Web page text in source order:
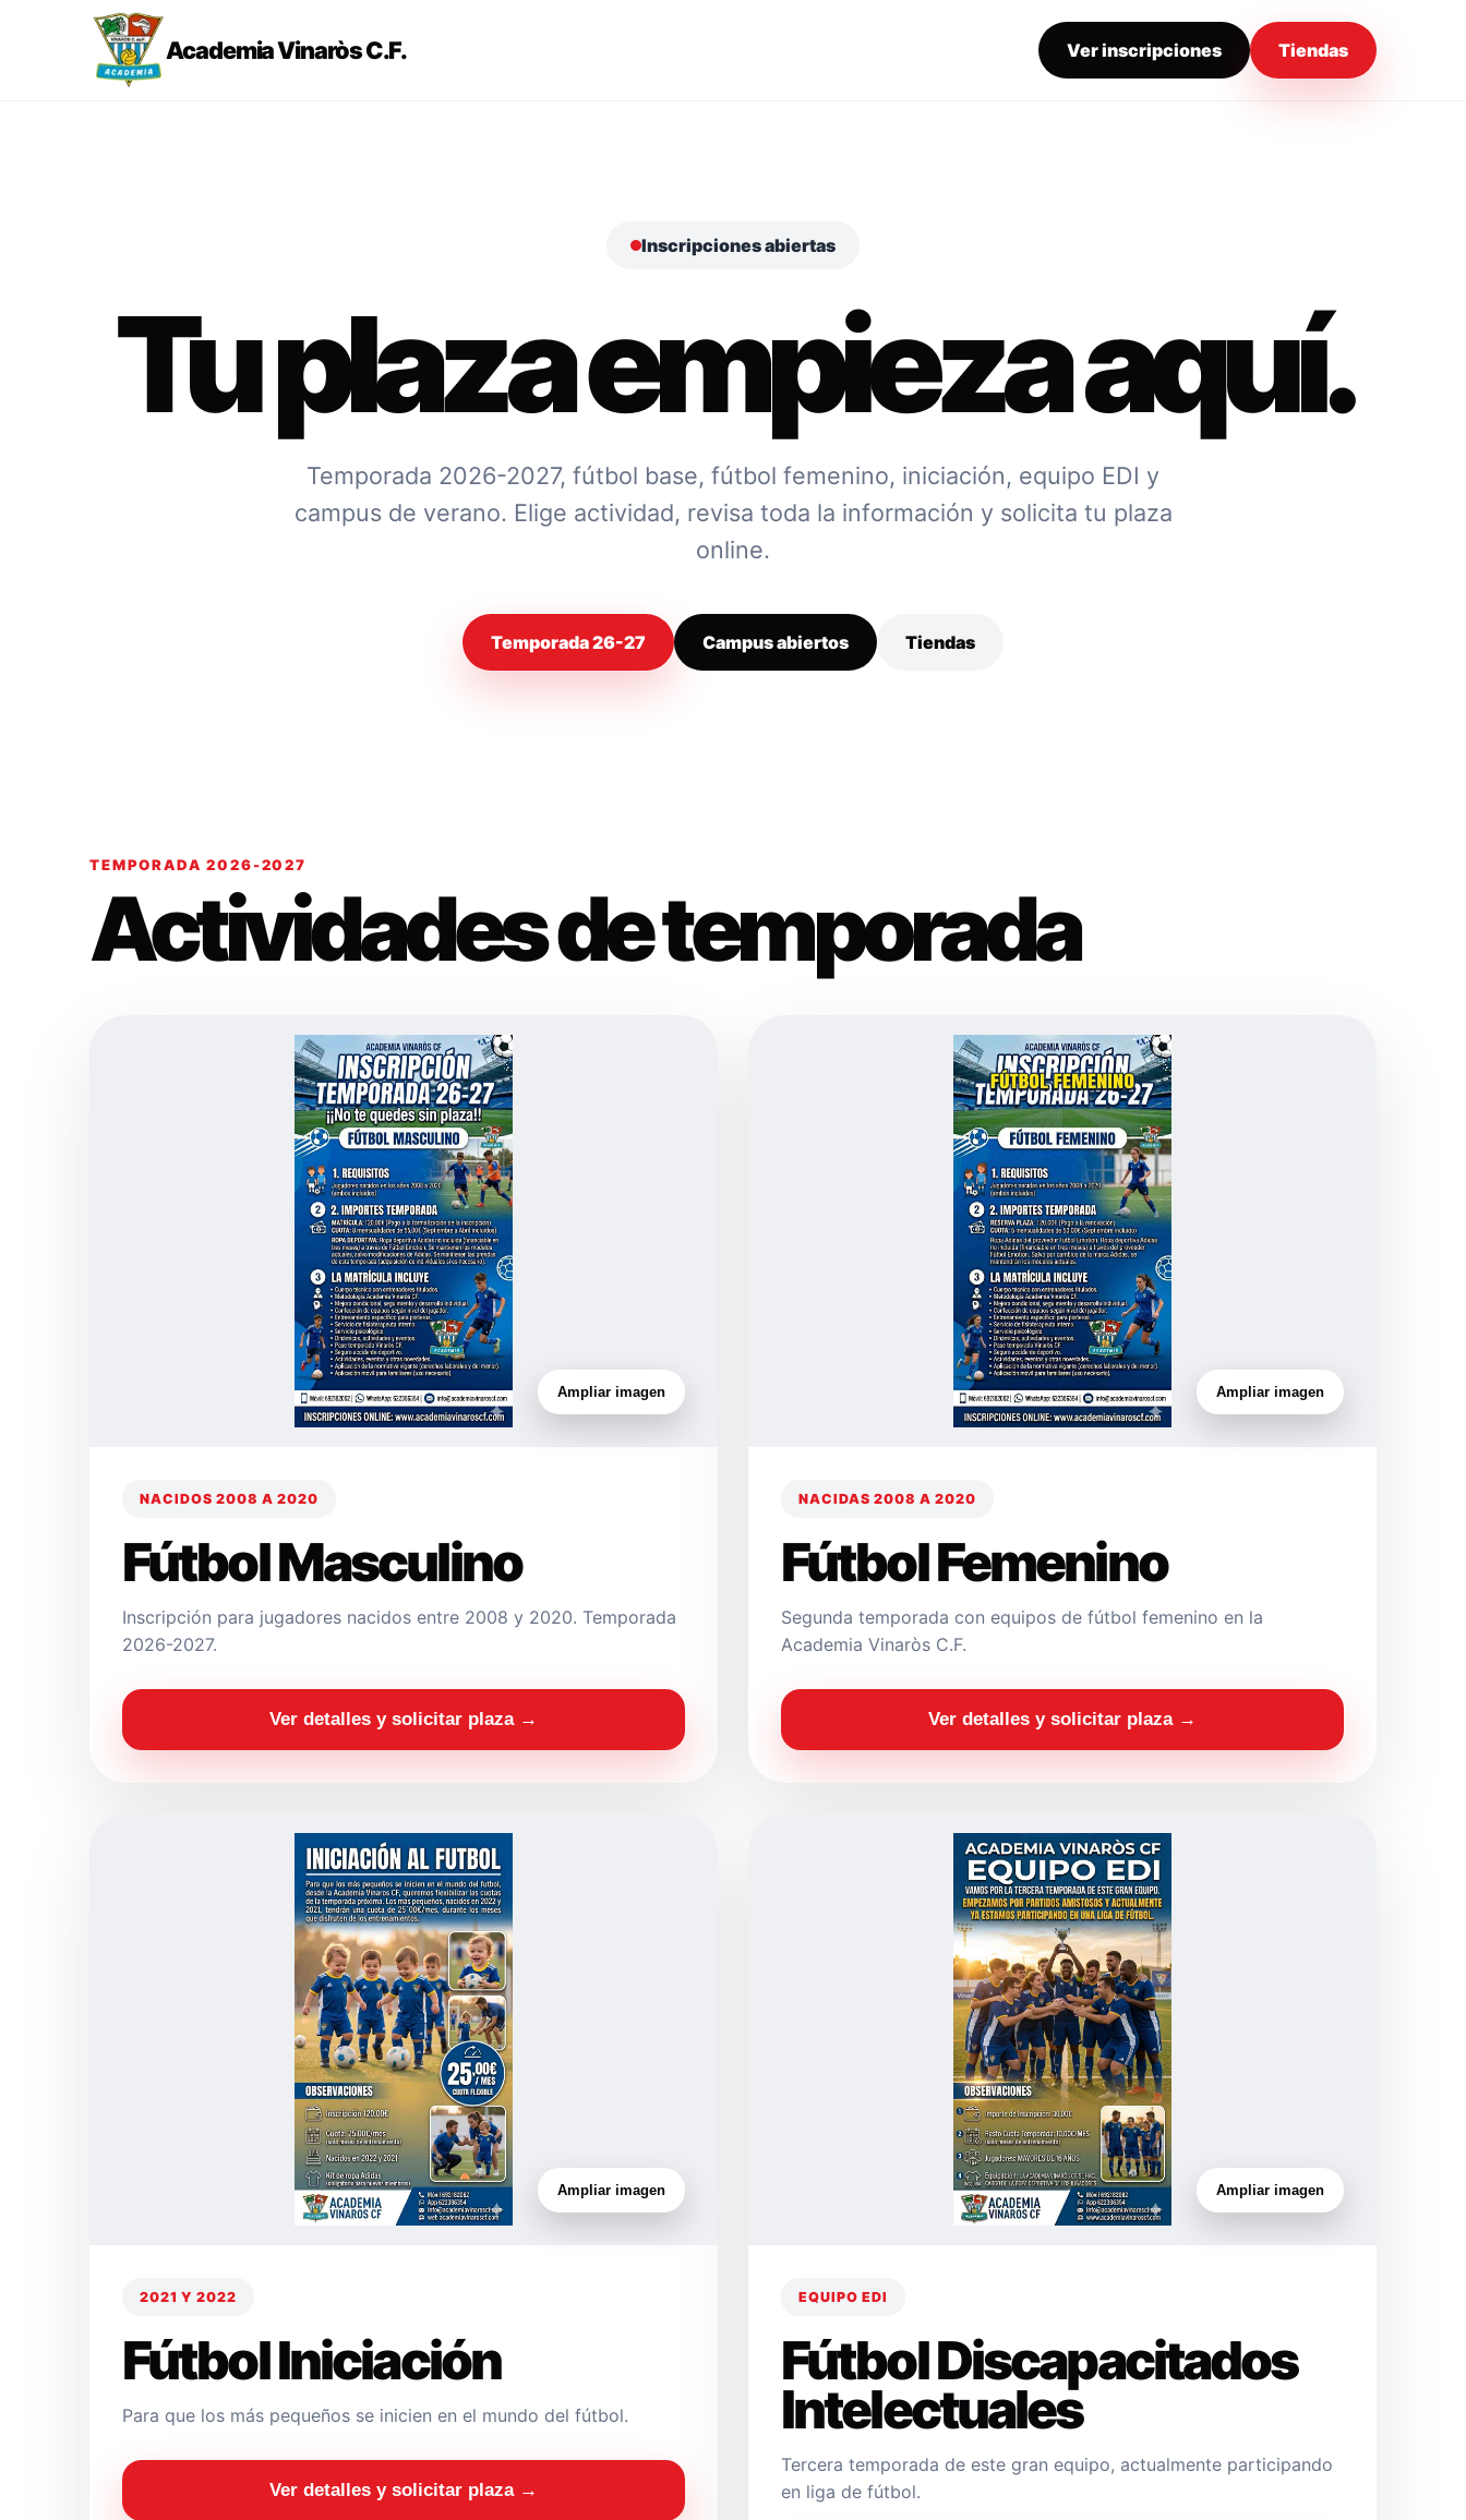
Academia Vinaròs C.F. Ver inscripciones Tiendas
Inscripciones abiertas
Tu plaza empieza aquí.
Temporada 2026-2027, fútbol base, fútbol femenino, iniciación, equipo EDI y
campus de verano. Elige actividad, revisa toda la información y solicita tu plaza
online.
Temporada 26-27 Campus abiertos Tiendas
TEMPORADA 2026-2027
Actividades de temporada
Ampliar imagen
NACIDOS 2008 A 2020
Fútbol Masculino
Inscripción para jugadores nacidos entre 2008 y 2020. Temporada
2026-2027.
Ver detalles y solicitar plaza →
Ampliar imagen
NACIDAS 2008 A 2020
Fútbol Femenino
Segunda temporada con equipos de fútbol femenino en la
Academia Vinaròs C.F.
Ver detalles y solicitar plaza →
Ampliar imagen
2021 Y 2022
Fútbol Iniciación
Para que los más pequeños se inicien en el mundo del fútbol.
Ver detalles y solicitar plaza →
Ampliar imagen
EQUIPO EDI
Fútbol Discapacitados
Intelectuales
Tercera temporada de este gran equipo, actualmente participando
en liga de fútbol.